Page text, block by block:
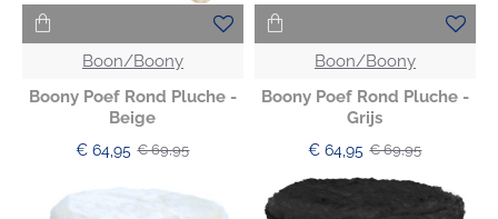
Boon/Boony
Boony Poef Rond Pluche -
Beige
€ 64,95 € 69,95
Boon/Boony
Boony Poef Rond Pluche -
Grijs
€ 64,95 € 69,95